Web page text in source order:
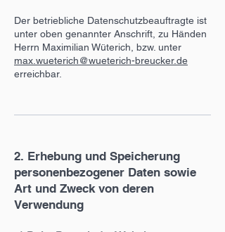
Der betriebliche Datenschutzbeauftragte ist
unter oben genannter Anschrift, zu Händen
Herrn Maximilian Wüterich, bzw. unter
max.wueterich@wueterich-breucker.de
erreichbar.
2. Erhebung und Speicherung
personenbezogener Daten sowie
Art und Zweck von deren
Verwendung